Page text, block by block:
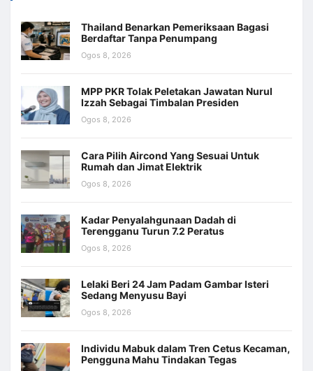
Thailand Benarkan Pemeriksaan Bagasi
Berdaftar Tanpa Penumpang
Ogos 8, 2026
MPP PKR Tolak Peletakan Jawatan Nurul
Izzah Sebagai Timbalan Presiden
Ogos 8, 2026
Cara Pilih Aircond Yang Sesuai Untuk
Rumah dan Jimat Elektrik
Ogos 8, 2026
Kadar Penyalahgunaan Dadah di
Terengganu Turun 7.2 Peratus
Ogos 8, 2026
Lelaki Beri 24 Jam Padam Gambar Isteri
Sedang Menyusu Bayi
Ogos 8, 2026
Individu Mabuk dalam Tren Cetus Kecaman,
Pengguna Mahu Tindakan Tegas